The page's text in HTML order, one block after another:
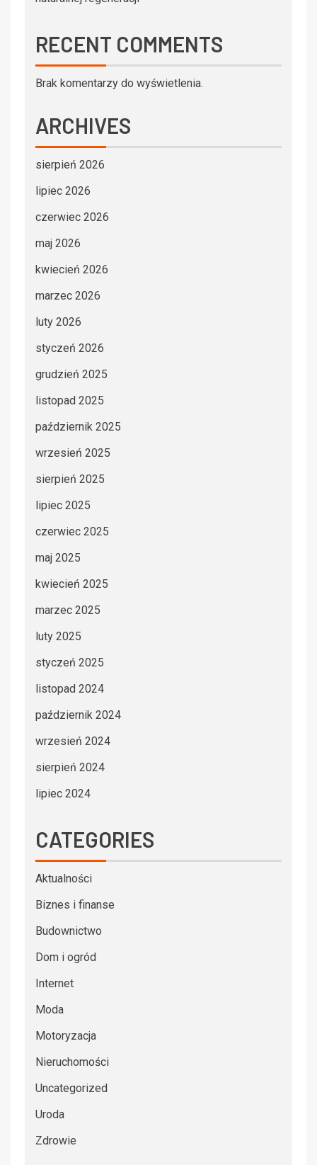
RECENT COMMENTS
Brak komentarzy do wyświetlenia.
ARCHIVES
sierpień 2026
lipiec 2026
czerwiec 2026
maj 2026
kwiecień 2026
marzec 2026
luty 2026
styczeń 2026
grudzień 2025
listopad 2025
październik 2025
wrzesień 2025
sierpień 2025
lipiec 2025
czerwiec 2025
maj 2025
kwiecień 2025
marzec 2025
luty 2025
styczeń 2025
listopad 2024
październik 2024
wrzesień 2024
sierpień 2024
lipiec 2024
CATEGORIES
Aktualności
Biznes i finanse
Budownictwo
Dom i ogród
Internet
Moda
Motoryzacja
Nieruchomości
Uncategorized
Uroda
Zdrowie